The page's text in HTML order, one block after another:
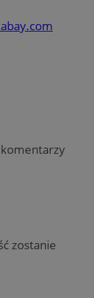
zostanie